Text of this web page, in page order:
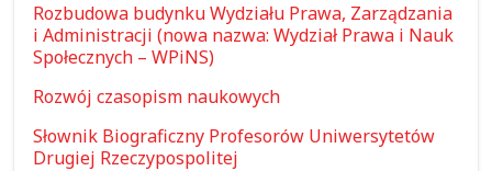
Rozbudowa budynku Wydziału Prawa, Zarządzania
i Administracji (nowa nazwa: Wydział Prawa i Nauk
Społecznych – WPiNS)
Rozwój czasopism naukowych
Słownik Biograficzny Profesorów Uniwersytetów
Drugiej Rzeczypospolitej